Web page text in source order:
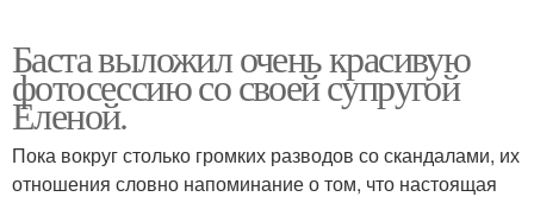
Баста выложил очень красивую
фотосессию со своей супругой
Еленой.
Пока вокруг столько громких разводов со скандалами, их
отношения словно напоминание о том, что настоящая